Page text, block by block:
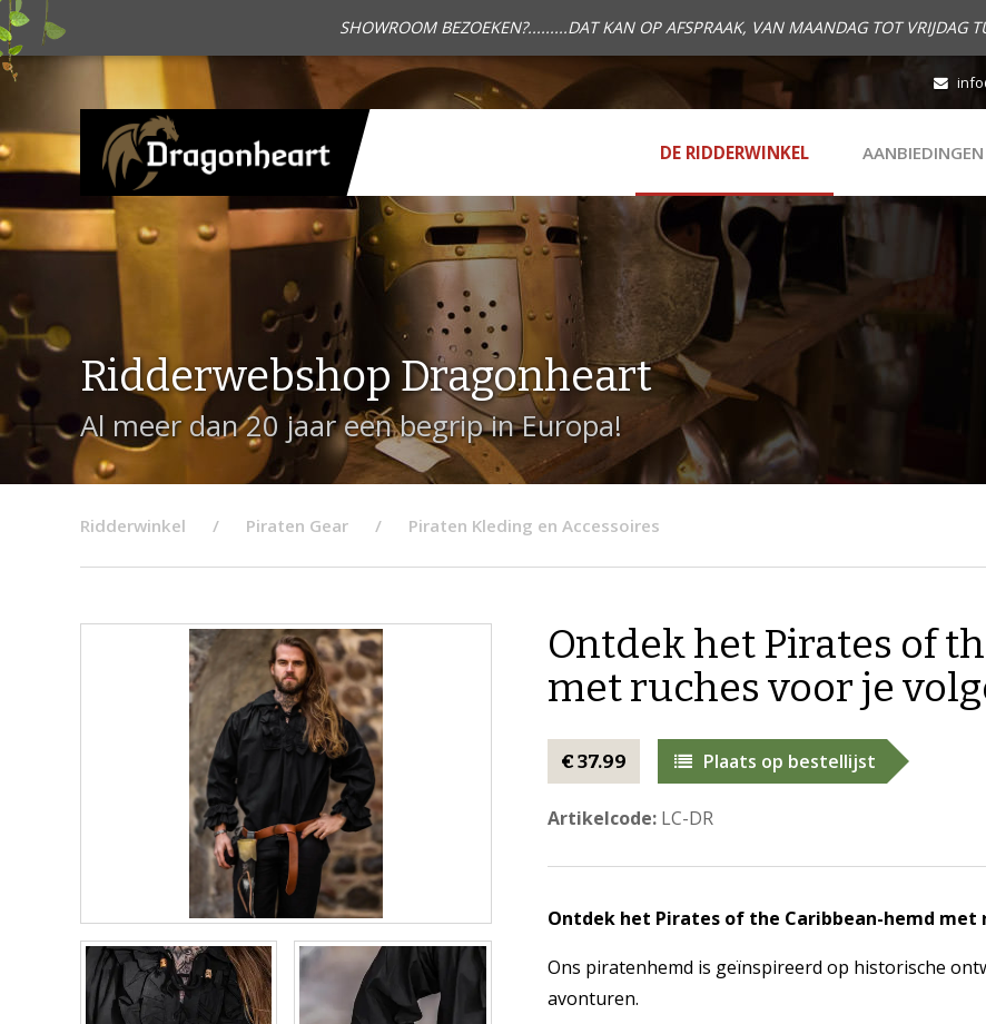
SHOWROOM BEZOEKEN?.........DAT KAN OP AFSPRAAK, VAN MAANDAG TOT VRIJDAG
DE RIDDERWINKEL AANBIEDINGEN
Ridderwebshop Dragonheart
Al meer dan 20 jaar een begrip in Europa!
Ridderwinkel Piraten Gear Piraten Kleding en Accessoires
Ontdek het Pirates of
met ruches voor je
€ 37.99 Plaats op bestellijst
Artikelcode:LC-DR
Ontdek het Pirates of the Caribbean-hemd met
Ons piratenhemd is geïnspireerd op historische
avonturen.